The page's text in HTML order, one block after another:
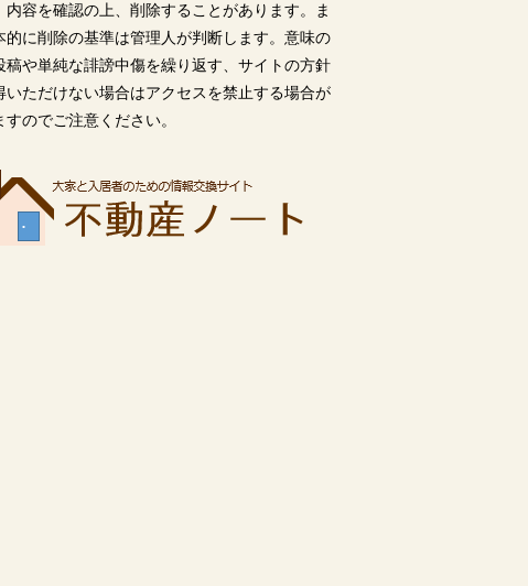
内容を確認の上、削除することがあります。ま
的に削除の基準は管理人が判断します。意味の
稿や単純な誹謗中傷を繰り返す、サイトの方針
いただけない場合はアクセスを禁止する場合が
すのでご注意ください。